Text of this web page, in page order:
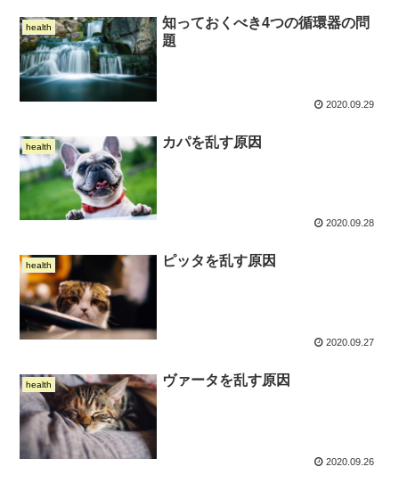
health
知っておくべき4つの循環器の問
題
2020.09.29
health カパを乱す原因
2020.09.28
health ピッタを乱す原因
2020.09.27
health ヴァータを乱す原因
2020.09.26